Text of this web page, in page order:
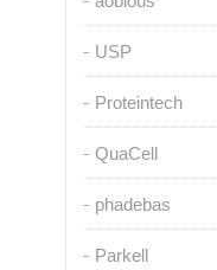
USP
Proteintech
QuaCell
phadebas
Parkell